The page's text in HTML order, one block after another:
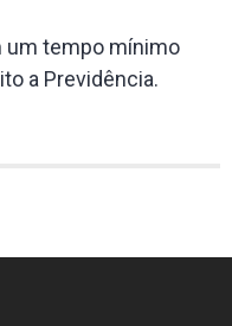
um tempo mínimo
a Previdência.